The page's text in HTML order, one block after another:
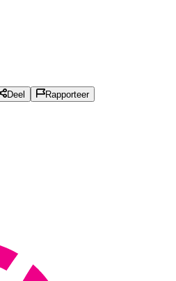
Deel Rapporteer